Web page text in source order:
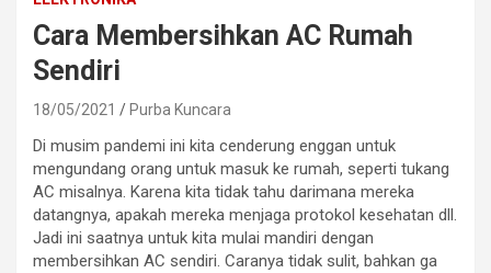
Cara Membersihkan AC Rumah
Sendiri
18/05/2021 Purba Kuncara
Di musim pandemi ini kita cenderung enggan untuk
mengundang orang untuk masuk ke rumah, seperti tukang
AC misalnya. Karena kita tidak tahu darimana mereka
datangnya, apakah mereka menjaga protokol kesehatan dll.
Jadi ini saatnya untuk kita mulai mandiri dengan
membersihkan AC sendiri. Caranya tidak sulit, bahkan ga